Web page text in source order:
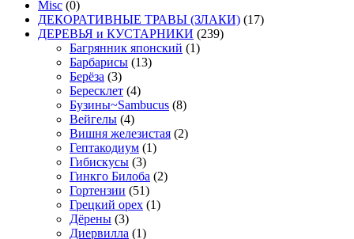
Misc (0)
ДЕКОРАТИВНЫЕ ТРАВЫ (ЗЛАКИ) (17)
ДЕРЕВЬЯ и КУСТАРНИКИ (239)
Багрянник японский (1)
Барбарисы (13)
Берёза (3)
Бересклет (4)
Бузины~Sambucus (8)
Вейгелы (4)
Вишня железистая (2)
Гептакодиум (1)
Гибискусы (3)
Гинкго Билоба (2)
Гортензии (51)
Грецкий орех (1)
Дёрены (3)
Диервилла (1)